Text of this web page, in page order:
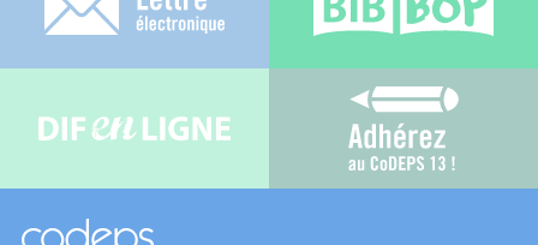
Adhérez au